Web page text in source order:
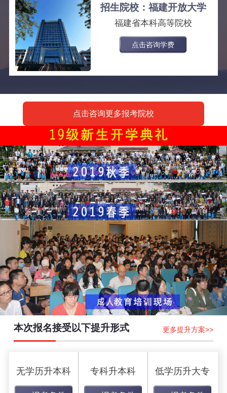
招生院校：福建开放大学
福建省本科高等院校
点击咨询学费
点击咨询更多报考院校
本次报名接受以下提升形式 更多提升方案>>
无学历升本科 专科升本科 低学历升大专